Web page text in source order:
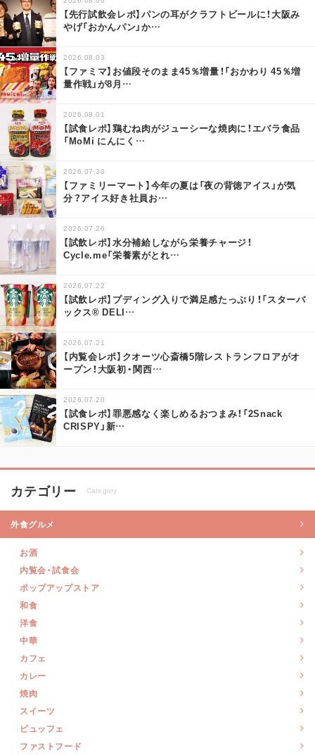
【先行試飲会レポ】パンの耳がクラフトビールに！大阪み
やげ「おかんパン」か…
2026.08.03
【ファミマ】お値段そのまま45％増量！「おかわり 45％増
量作戦」が8月 …
2026.08.01
【試食レポ】鶏むね肉がジューシーな焼肉に！エバラ食品
「MoMi にんにく …
2026.07.30
【ファミリーマート】今年の夏は「夜の背徳アイス」が気
分？アイス好き社員お…
2026.07.26
【試飲レポ】水分補給しながら栄養チャージ！
Cycle.me「栄養素がとれ…
2026.07.22
【試飲レポ】プディング入りで満足感たっぷり！「スターバ
ックス® DELI…
2026.07.21
【内覧会レポ】クオーツ心斎橋5階レストランフロアがオ
ープン！大阪初・関西…
2026.07.20
【試食レポ】罪悪感なく楽しめるおつまみ！「2Snack
CRISPY」新…
カテゴリー Category
外食グルメ
お酒
内覧会・試食会
ポップアップストア
和食
洋食
中華
カフェ
カレー
焼肉
スイーツ
ビュッフェ
ファストフード